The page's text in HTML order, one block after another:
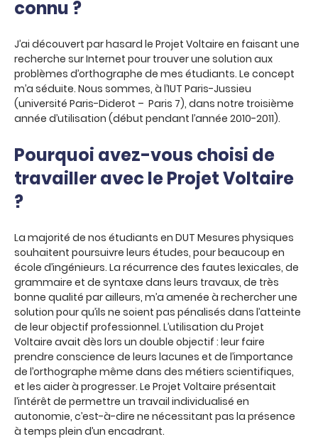
connu ?
J’ai découvert par hasard le Projet Voltaire en faisant une
recherche sur Internet pour trouver une solution aux
problèmes d’orthographe de mes étudiants. Le concept
m’a séduite. Nous sommes, à l’IUT Paris-Jussieu
(université Paris-Diderot – Paris 7), dans notre troisième
année d’utilisation (début pendant l’année 2010-2011).
Pourquoi avez-vous choisi de
travailler avec le Projet Voltaire
?
La majorité de nos étudiants en DUT Mesures physiques
souhaitent poursuivre leurs études, pour beaucoup en
école d’ingénieurs. La récurrence des fautes lexicales, de
grammaire et de syntaxe dans leurs travaux, de très
bonne qualité par ailleurs, m’a amenée à rechercher une
solution pour qu’ils ne soient pas pénalisés dans l’atteinte
de leur objectif professionnel. L’utilisation du Projet
Voltaire avait dès lors un double objectif : leur faire
prendre conscience de leurs lacunes et de l’importance
de l’orthographe même dans des métiers scientifiques,
et les aider à progresser. Le Projet Voltaire présentait
l’intérêt de permettre un travail individualisé en
autonomie, c’est-à-dire ne nécessitant pas la présence
à temps plein d’un encadrant.